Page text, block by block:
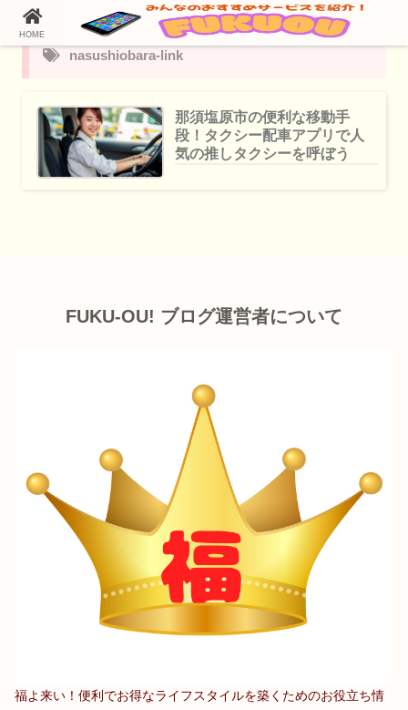
nasushiobara-link
那須塩原市の便利な移動手
段！タクシー配車アプリで人
気の推しタクシーを呼ぼう
FUKU-OU! ブログ運営者について
福よ来い！便利でお得なライフスタイルを築くためのお役立ち情
HOME